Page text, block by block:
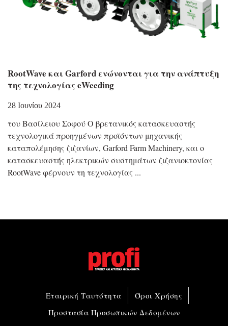
RootWave και Garford ενώνονται για την ανάπτυξη
της τεχνολογίας eWeeding
28 Ιουνίου 2024
του Βασίλειου Σοφού Ο βρετανικός κατασκευαστής
τεχνολογικά προηγμένων προϊόντων μηχανικής
καταπολέμησης ζιζανίων, Garford Farm Machinery, και ο
κατασκευαστής ηλεκτρικών συστημάτων ζιζανιοκτονίας
RootWave φέρνουν τη τεχνολογίας
Εταιρική Ταυτότητα
Όροι Χρήσης
Προστασία Προσωπικών Δεδομένων